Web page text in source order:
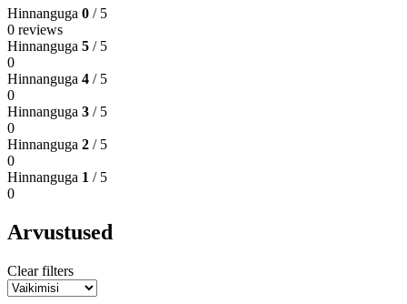
Hinnanguga 0 / 5
0 reviews
Hinnanguga 5 / 5
0
Hinnanguga 4 / 5
0
Hinnanguga 3 / 5
0
Hinnanguga 2 / 5
0
Hinnanguga 1 / 5
0
Arvustused
Clear filters